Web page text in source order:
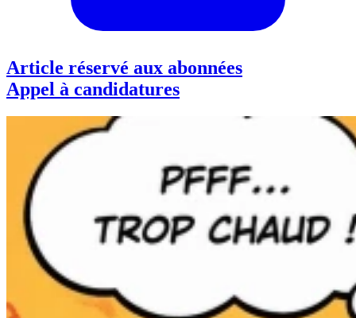
Article réservé aux abonnées
Appel à candidatures